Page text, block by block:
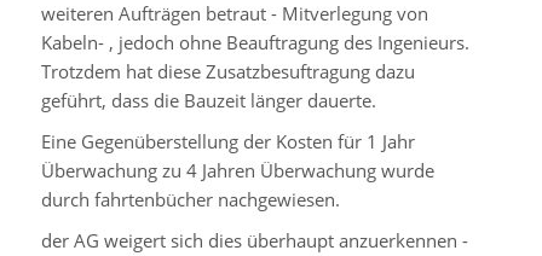
weiteren Aufträgen betraut - Mitverlegung von
Kabeln- , jedoch ohne Beauftragung des Ingenieurs.
Trotzdem hat diese Zusatzbesuftragung dazu
geführt, dass die Bauzeit länger dauerte.
Eine Gegenüberstellung der Kosten für 1 Jahr
Überwachung zu 4 Jahren Überwachung wurde
durch fahrtenbücher nachgewiesen.
der AG weigert sich dies überhaupt anzuerkennen -